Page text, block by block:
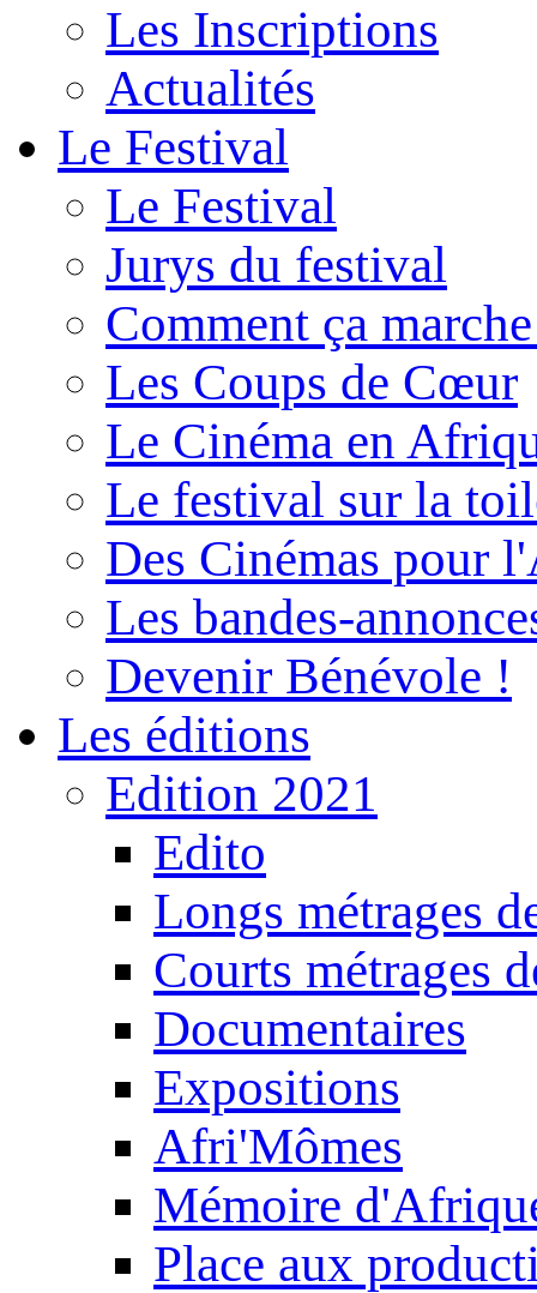
Les Inscriptions
Actualités
Le Festival
Le Festival
Jurys du festival
Comment ça
Les Coups de Cœur
Le Cinéma en
Le festival sur la
Des Cinémas pour
Les bandes-
Devenir Bénévole !
Les éditions
Edition 2021
Edito
Longs métrages
Courts métrages
Documentaires
Expositions
Afri'Mômes
Mémoire
Place aux